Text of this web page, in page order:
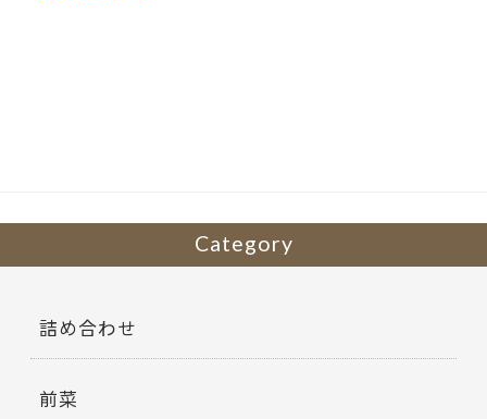
ac w
Category
詰め合わせ
前菜